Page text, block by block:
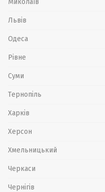
Львів
Одеса
Рівне
Суми
Тернопіль
Харків
Херсон
Хмельницький
Черкаси
Чернігів